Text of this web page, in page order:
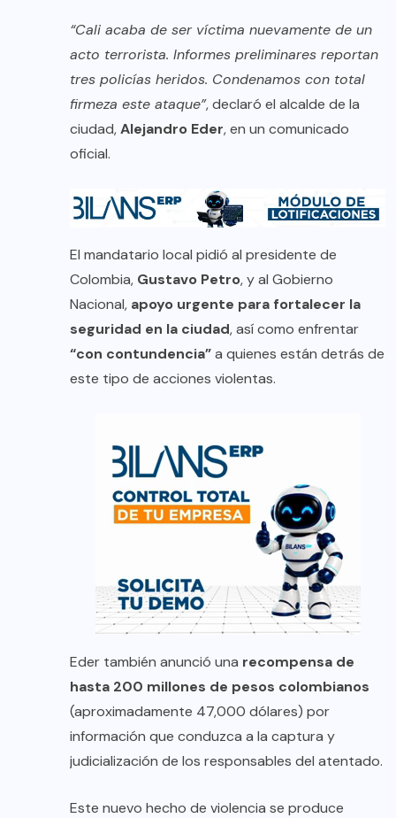
“Cali acaba de ser víctima nuevamente de un
acto terrorista. Informes preliminares reportan
tres policías heridos. Condenamos con total
firmeza este ataque”, declaró el alcalde de la
ciudad,Alejandro Eder, en un comunicado
oficial.
El mandatario local pidió al presidente de
Colombia, Gustavo Petro, y al Gobierno
Nacional, apoyo urgente para fortalecer la
seguridad en la ciudad, así como enfrentar
“con contundencia”a quienes están detrás de
este tipo de acciones violentas.
Eder también anunció una recompensa de
hasta 200 millones de pesos colombianos
(aproximadamente 47,000 dólares) por
información que conduzca a la captura y
judicialización de los responsables del atentado.
Este nuevo hecho de violencia se produce